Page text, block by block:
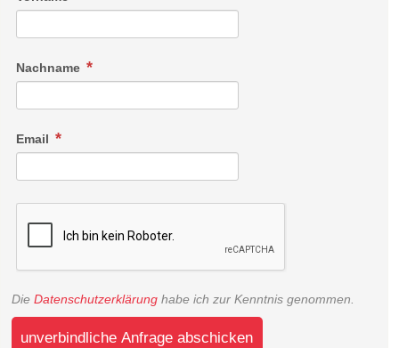
Nachname
Email
Die Datenschutzerklärung habe ich zur Kenntnis genommen.
unverbindliche Anfrage abschicken